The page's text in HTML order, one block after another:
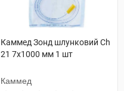
Каммед Зонд шлунковий Ch
21 7х1000 мм 1 шт
Каммед